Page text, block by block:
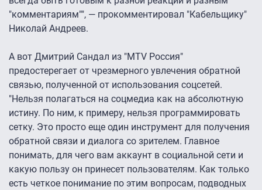
"комментариям"", — прокомментировал "Кабельщику"
Николай Андреев.
А вот Дмитрий Сандал из "MTV Россия"
предостерегает от чрезмерного увлечения обратной
связью, полученной от использования соцсетей.
"Нельзя полагаться на соцмедиа как на абсолютную
истину. По ним, к примеру, нельзя программировать
сетку. Это просто еще один инструмент для получения
обратной связи и диалога со зрителем. Главное
понимать, для чего вам аккаунт в социальной сети и
какую пользу он принесет пользователям. Как только
есть четкое понимание по этим вопросам, подводных